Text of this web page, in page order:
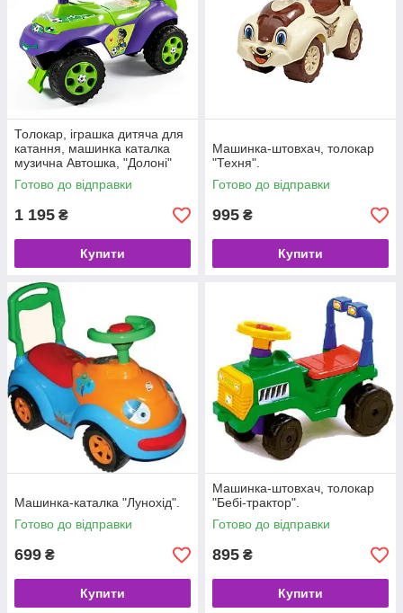
Толокар, іграшка дитяча для
катання, машинка каталка
музична Автошка, "Долоні"
(0142/02 )
Готово до відправки
1 195 ₴
Купити
Машинка-штовхач, толокар
"Техня".
Готово до відправки
995 ₴
Купити
Машинка-каталка "Лунохід".
Готово до відправки
699 ₴
Купити
Машинка-штовхач, толокар
"Бебі-трактор".
Готово до відправки
895 ₴
Купити